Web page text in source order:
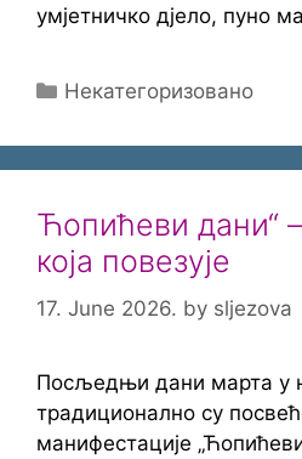
умјетничко дјело, пуно
Categories
Некатегоризовано
Ћопићеви дани“
која повезује
17. June 2026. by sljezova
Посљедњи дани марта у
традиционално су
манифестације